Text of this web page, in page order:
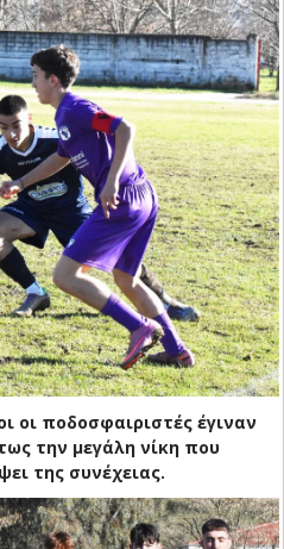
οι ποδοσφαιριστές έγιναν
την μεγάλη νίκη που
της συνέχειας.